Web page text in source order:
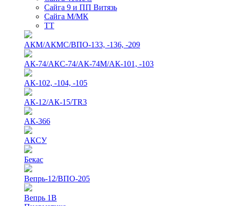
Сайга 9 и ПП Витязь
Сайга М/МК
ТТ
АКМ/АКМС/ВПО-133, -136, -209
АК-74/АКС-74/АК-74М/АК-101, -103
АК-102, -104, -105
АК-12/АК-15/TR3
АК-366
АКСУ
Бекас
Вепрь-12/ВПО-205
Вепрь 1В